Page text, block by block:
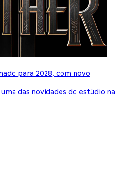
para 2028, com novo
das novidades do estúdio na